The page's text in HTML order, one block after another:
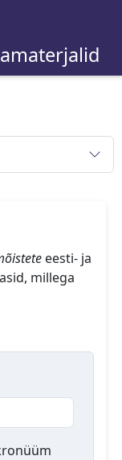
eesti- ja
millega